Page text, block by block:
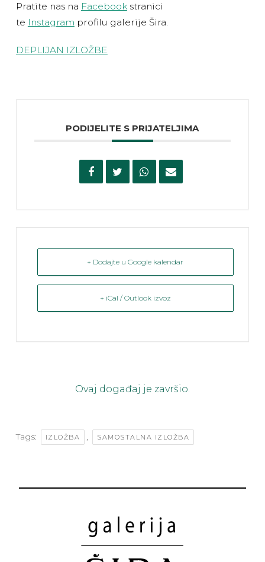
Pratite nas na Facebookstranici
te Instagram profilu galerije Šira.
DEPLIJAN IZLOŽBE
PODIJELITE S PRIJATELJIMA
+ Dodajte u Google kalendar
+ iCal / Outlook izvoz
Ovaj događaj je završio.
Tags: IZLOŽBA , SAMOSTALNA IZLOŽBA